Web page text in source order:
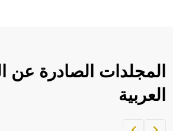
المجلدات الصادرة عن
العربية